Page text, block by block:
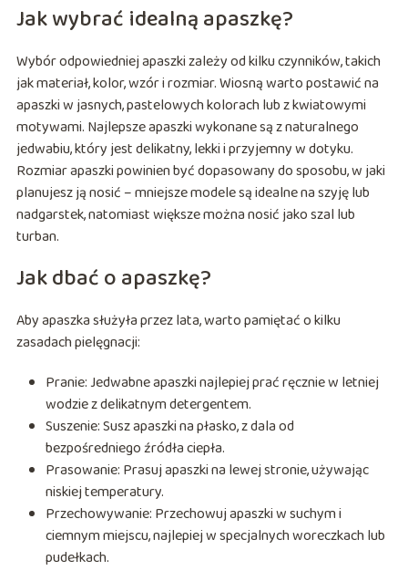
Jak wybrać idealną apaszkę?
Wybór odpowiedniej apaszki zależy od kilku czynników, takich
jak materiał, kolor, wzór i rozmiar. Wiosną warto postawić na
apaszki w jasnych, pastelowych kolorach lub z kwiatowymi
motywami. Najlepsze apaszki wykonane są z naturalnego
jedwabiu, który jest delikatny, lekki i przyjemny w dotyku.
Rozmiar apaszki powinien być dopasowany do sposobu, w jaki
planujesz ją nosić – mniejsze modele są idealne na szyję lub
nadgarstek, natomiast większe można nosić jako szal lub
turban.
Jak dbać o apaszkę?
Aby apaszka służyła przez lata, warto pamiętać o kilku
zasadach pielęgnacji:
Pranie: Jedwabne apaszki najlepiej prać ręcznie w letniej
wodzie z delikatnym detergentem.
Suszenie: Susz apaszki na płasko, z dala od
bezpośredniego źródła ciepła.
Prasowanie: Prasuj apaszki na lewej stronie, używając
niskiej temperatury.
Przechowywanie: Przechowuj apaszki w suchym i
ciemnym miejscu, najlepiej w specjalnych woreczkach lub
pudełkach.